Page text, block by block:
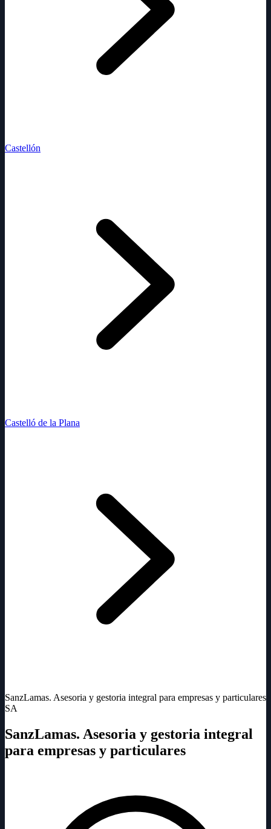
Castellón
Castelló de la Plana
SanzLamas. Asesoria y gestoria integral para empresas y particulares
SA
SanzLamas. Asesoria y gestoria integral
para empresas y particulares